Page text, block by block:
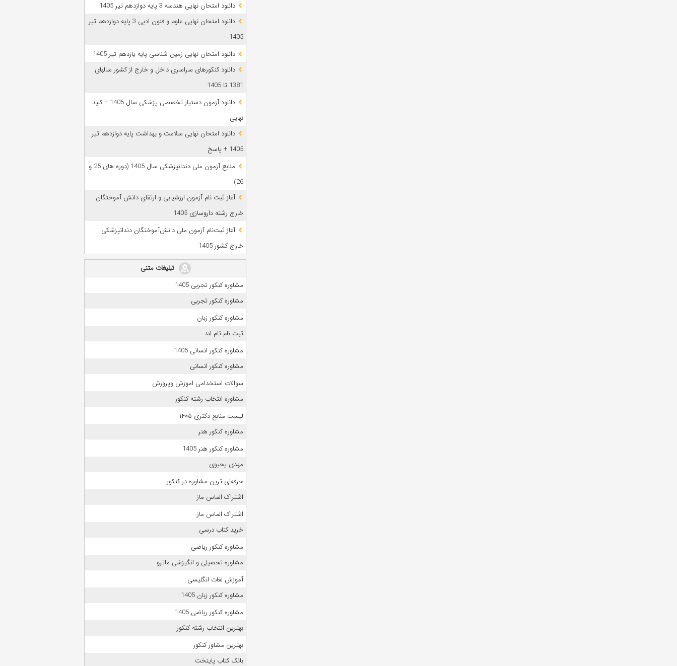
دانلود امتحان نهایی هندسه 3 پایه دوازدهم تیر 1405
دانلود امتحان نهایی علوم و فنون ادبی 3 پایه دوازدهم تیر
1405
دانلود امتحان نهایی زمین شناسی پایه یازدهم تیر 1405
دانلود کنکورهای سراسری داخل و خارج از کشور سالهای
1381 تا 1405
دانلود آزمون دستیار تخصصی پزشکی سال 1405 + کلید
نهایی
دانلود امتحان نهایی سلامت و بهداشت پایه دوازدهم تیر
1405 + پاسخ
ﻣﻨﺎﺑﻊ آزﻣﻮن ﻣﻠﯽ دندانپزشکی سال 1405 (دوره های 25 و
26)
آغاز ثبت نام آزمون‌ ارزشیابی و ارتقای دانش آموختگان
خارج رشته داروسازی 1405
آغاز ثبت‌نام آزمون ملی دانش‌آموختگان دندانپزشکی
خارج کشور 1405
تبلیغات متنی
مشاوره کنکور تجربی 1405
مشاوره کنکور تجربی
مشاوره کنکور زبان
ثبت نام تام لند
مشاوره کنکور انسانی 1405
مشاوره کنکور انسانی
سوالات استخدامی اموزش وپرورش
مشاوره انتخاب رشته کنکور
لیست منابع دکتری ۱۴۰۵
مشاوره کنکور هنر
مشاوره کنکور هنر 1405
مهدی یحیوی
حرفه‌ای ترین مشاوره در کنکور
اشتراک الماس ماز
اشتراک الماس ماز
خرید کتاب درسی
مشاوره کنکور ریاضی
مشاوره تحصیلی و انگیزشی ماترو
آموزش لغات انگلیسی
مشاوره کنکور زبان 1405
مشاوره کنکور ریاضی 1405
بهترین انتخاب رشته کنکور
بهترین مشاور کنکور
بانک کتاب پایتخت